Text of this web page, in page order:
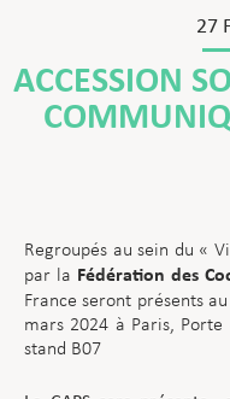
27
ACCESSION
Regroupés au sein du «
par la Fédération des
France seront présents
mars 2024 à Paris,
stand B07